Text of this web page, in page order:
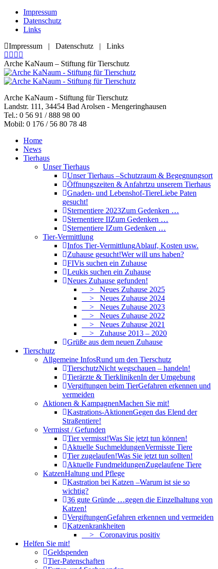
Zum
Inhalt
springen
Impressum
Datenschutz
Links
Impressum | Datenschutz | Links
Facebook
page
opens
in
window
YouTube
page
opens
in
window
RSS
page
opens
in
window
Mail
page
opens
new
window
Arche KaNaum – Stiftung für Tierschutz
Arche KaNaum - Stiftung für Tierschutz
Landstr. 111, 34454 Bad Arolsen - Mengeringhausen
Tel.: 0 56 91 / 888 98 00
Mobil: 0 176 / 56 80 78 48
Home
News
Tierhaus
Unser Tierhaus
Unser Tierhaus –Schutzraum & Begegnungsort
Öffnungszeiten & Anfahrtzu unserem Tierhaus
Gnaden- und Lebenshof-TiereLiebe Paten
gesucht!
Sternentiere 2023Zum Gedenken …
Sternentiere IIZum Gedenken …
Sternentiere IZum Gedenken …
Tier-Vermittlung
Infos Tier-VermittlungAblauf, Kosten usw.
Zuhause gesucht!Wer will uns haben?
FIVis suchen ein Zuhause
Leukis suchen ein Zuhause
Neues Zuhause gefunden!
> Neues Zuhause 2025
> Neues Zuhause 2024
> Neues Zuhause 2023
> Neues Zuhause 2022
> Neues Zuhause 2021
> Zuhause 2013 – 2020
Grüße aus dem neuen Zuhause
Tierschutz
Allgemeine InfosRund um den Tierschutz
TierschutzNicht wegschauen – handeln!
Tierärzte & TierklinikenIn der Umgebung
Vergiftungen beim TierGefahren erkennen und
vermeiden
Aktionen & KampagnenMachen Sie mit!
Kastrations-AktionenGegen das Elend der
Straßentiere!
Vermisst / Gefunden
Tier vermisst!Was Sie jetzt tun können!
Aktuelle SuchmeldungenVermisste Tiere
Tier zugelaufen!Was Sie jetzt tun sollten!
Aktuelle FundmeldungenZugelaufene Tiere
KatzenHaltung und Pflege
Kastration bei Katzen –Warum ist sie so
wichtig?
36 gute Gründe …gegen die Einzelhaltung von
Katzen!
VergiftungenGefahren erkennen und vermeiden
Katzenkrankheiten
> Coronavirus positiv
Helfen Sie mit!
Geldspenden
Tier-Patenschaften